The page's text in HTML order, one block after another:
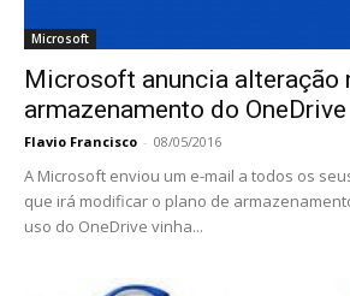
Microsoft
Microsoft anuncia alteração
armazenamento do OneDrive
Flavio Francisco - 08/05/2016
A Microsoft enviou um e-mail a todos os
que irá modificar o plano de
uso do OneDrive vinha...